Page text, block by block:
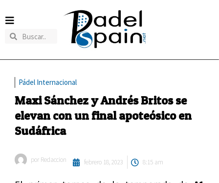
Pádel Internacional
Maxi Sánchez y Andrés Britos se
elevan con un final apoteósico en
Sudáfrica
por Redaccion febrero 18, 2023 8:15 am